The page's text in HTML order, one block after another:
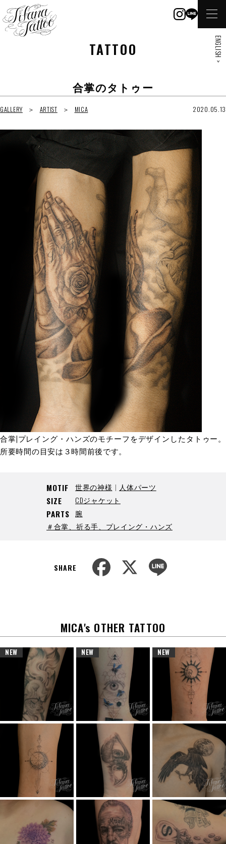
TATTOO
合掌のタトゥー
GALLERY ARTIST MICA 2020.05.13
合掌|プレイング・ハンズのモチーフをデザインしたタトゥー。
所要時間の目安は３時間前後です。
MOTIF 世界の神様 人体パーツ
SIZE CDジャケット
PARTS
腕
＃合掌、祈る手、プレイング・ハンズ
SHARE
MICA's OTHER TATTOO
NEW NEW NEW
ENGLISH >